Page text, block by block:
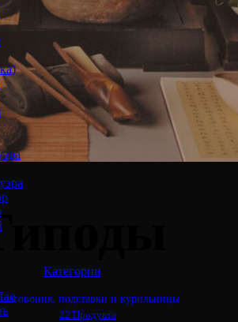
Категории
подставки и курильницы
22 Продукта